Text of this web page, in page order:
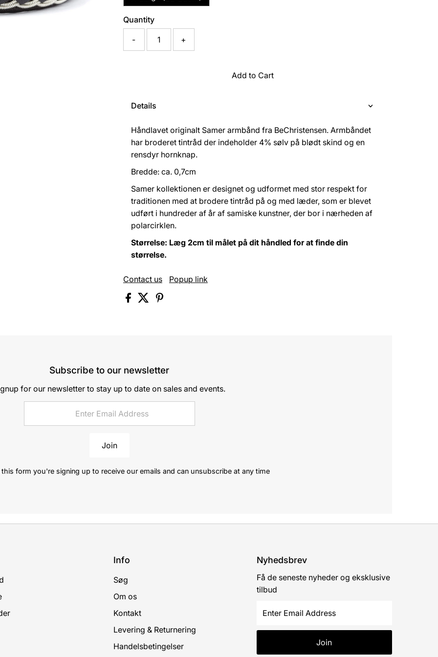
Quantity
- +
Add to Cart
Details
Håndlavet originalt Samer armbånd fra BeChristensen. Armbåndet
har broderet tintråd der indeholder 4% sølv på blødt skind og en
rensdyr hornknap.
Bredde: ca. 0,7cm
Samer kollektionen er designet og udformet med stor respekt for
traditionen med at brodere tintråd på og med læder, som er blevet
udført i hundreder af år af samiske kunstner, der bor i nærheden af
polarcirklen.
Størrelse: Læg 2cm til målet på dit håndled for at finde din
størrelse.
Contact us Popup link
Subscribe to our newsletter
for our newsletter to stay up to date on sales and events.
Join
form you're signing up to receive our emails and can unsubscribe at any time
Info
Søg
Om os
Kontakt
Levering & Returnering
Handelsbetingelser
Nyhedsbrev
Få de seneste nyheder og eksklusive
tilbud
Email
Address
Join